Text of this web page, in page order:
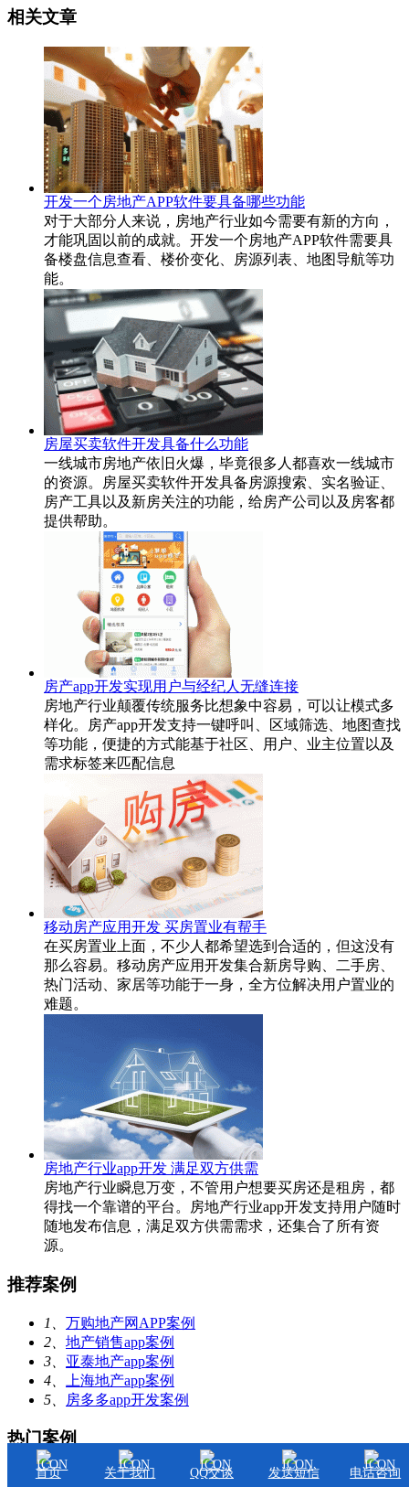
相关文章
开发一个房地产APP软件要具备哪些功能
对于大部分人来说，房地产行业如今需要有新的方向，
才能巩固以前的成就。开发一个房地产APP软件需要具
备楼盘信息查看、楼价变化、房源列表、地图导航等功
能。
房屋买卖软件开发具备什么功能
一线城市房地产依旧火爆，毕竟很多人都喜欢一线城市
的资源。房屋买卖软件开发具备房源搜索、实名验证、
房产工具以及新房关注的功能，给房产公司以及房客都
提供帮助。
房产app开发实现用户与经纪人无缝连接
房地产行业颠覆传统服务比想象中容易，可以让模式多
样化。房产app开发支持一键呼叫、区域筛选、地图查找
等功能，便捷的方式能基于社区、用户、业主位置以及
需求标签来匹配信息
移动房产应用开发 买房置业有帮手
在买房置业上面，不少人都希望选到合适的，但这没有
那么容易。移动房产应用开发集合新房导购、二手房、
热门活动、家居等功能于一身，全方位解决用户置业的
难题。
房地产行业app开发 满足双方供需
房地产行业瞬息万变，不管用户想要买房还是租房，都
得找一个靠谱的平台。房地产行业app开发支持用户随时
随地发布信息，满足双方供需需求，还集合了所有资
源。
推荐案例
1、 万购地产网APP案例
2、 地产销售app案例
3、 亚泰地产app案例
4、
上海地产app案例
5、
房多多app开发案例
热门案例
1、 上海地产app案例
首页 关于我们 QQ交谈 发送短信 电话咨询